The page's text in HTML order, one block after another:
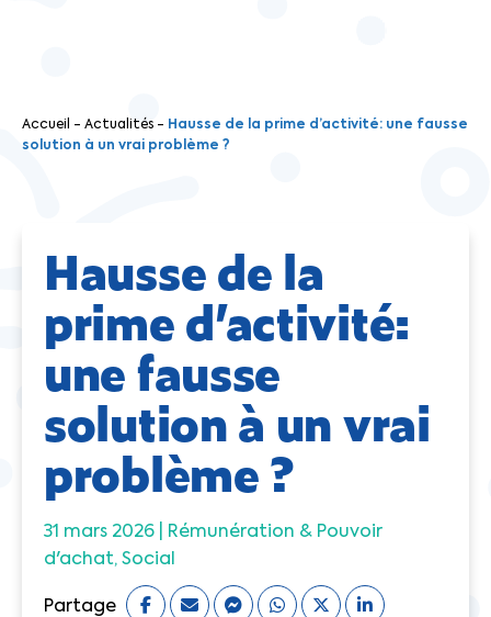
Accueil - Actualités - Hausse de la prime d’activité: une fausse
solution à un vrai problème ?
Hausse de la
prime d’activité:
une fausse
solution à un vrai
problème ?
31 mars 2026 |
Rémunération & Pouvoir
d'achat Social
Partage